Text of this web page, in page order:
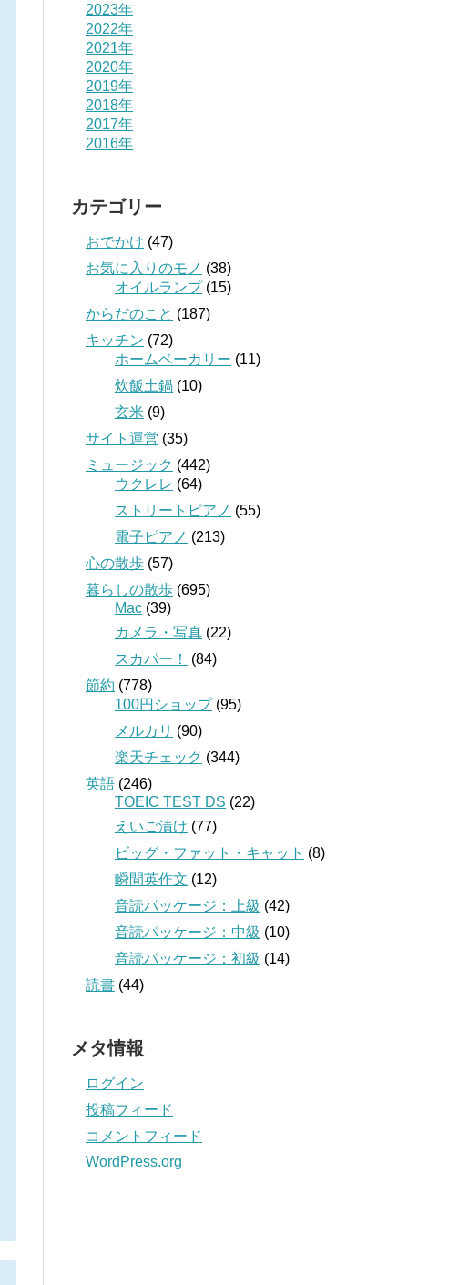
2023年
2022年
2021年
2020年
2019年
2018年
2017年
2016年
カテゴリー
おでかけ (47)
お気に入りのモノ (38)
オイルランプ(15)
からだのこと (187)
キッチン (72)
ホームベーカリー (11)
炊飯土鍋 (10)
玄米 (9)
サイト運営 (35)
ミュージック (442)
ウクレレ (64)
ストリートピアノ (55)
電子ピアノ (213)
心の散歩 (57)
暮らしの散歩 (695)
Mac (39)
カメラ・写真 (22)
スカパー！
(84)
節約 (778)
100円ショップ(95)
メルカリ (90)
楽天チェック (344)
英語 (246)
TOEIC TEST DS (22)
えいご漬け (77)
ビッグ・ファット・キャット (8)
瞬間英作文 (12)
音読パッケージ：上級 (42)
音読パッケージ：中級 (10)
音読パッケージ：初級 (14)
読書 (44)
メタ情報
ログイン
投稿フィード
コメントフィード
WordPress.org